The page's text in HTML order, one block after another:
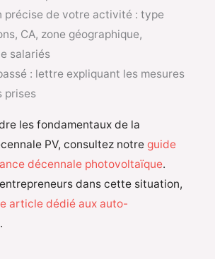
précise de votre activité : type
CA, zone géographique,
salariés
: lettre expliquant les mesures
prises
les fondamentaux de la
PV, consultez notre guide
décennale photovoltaïque.
dans cette situation,
article dédié aux auto-
.